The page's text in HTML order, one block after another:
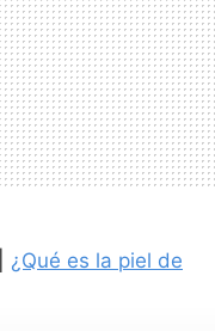
¿Qué es la piel de